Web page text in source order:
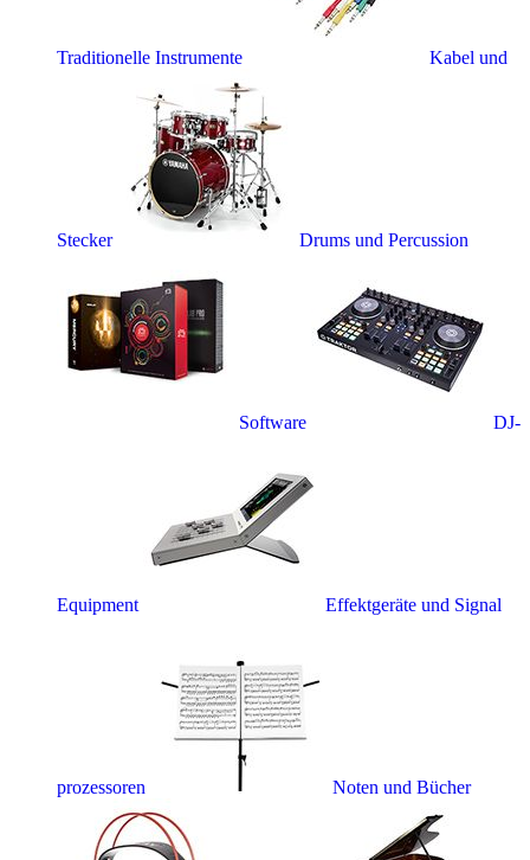
Traditionelle Instrumente Kabel und
Stecker Drums und Percussion
Software DJ-
Equipment Effektgeräte und Signal
prozessoren Noten und Bücher